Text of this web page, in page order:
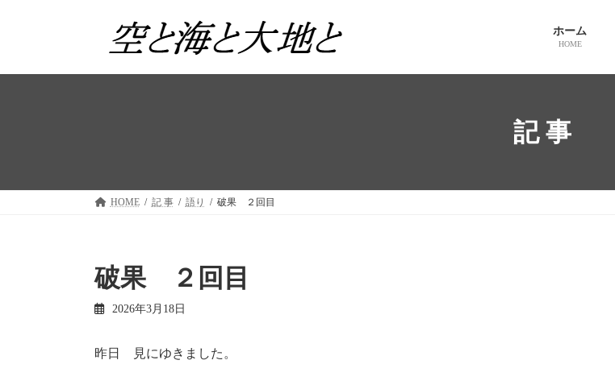
ツ
シ
ホーム
HOME
記 事
HOME 記 事 語り 破果 ２回目
破果 ２回目
2026年3月18日
昨日 見にゆきました。